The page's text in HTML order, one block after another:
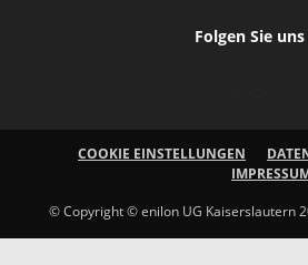
Folgen Sie uns
COOKIE EINSTELLUNGEN
© Copyright © enilon UG Kaiserslautern